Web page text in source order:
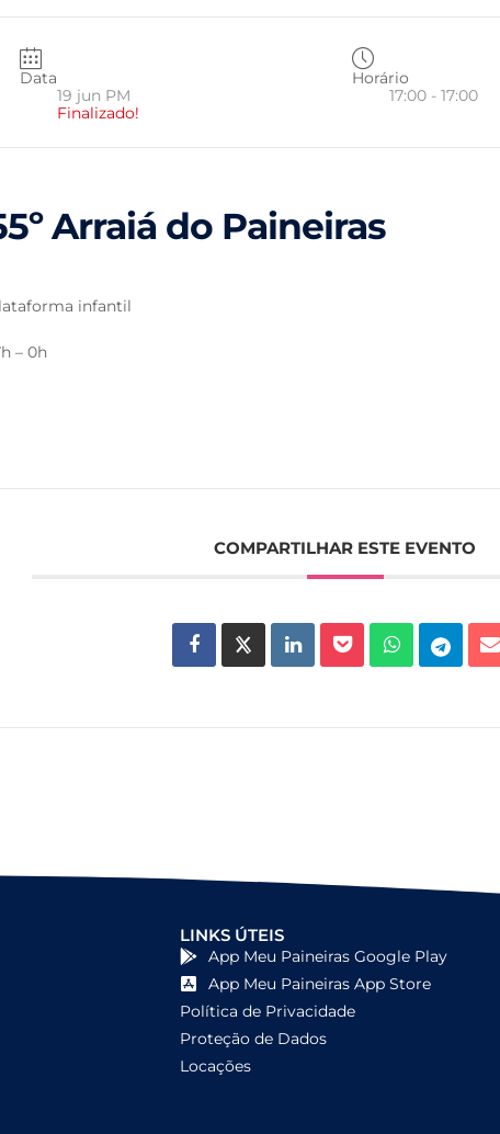
Data
19 jun PM
Finalizado!
Horário
17:00 - 17:00
Arraiá do Paineiras
infantil
– 0h
COMPARTILHAR ESTE EVENTO
LINKS ÚTEIS
App Meu Paineiras Google Play
App Meu Paineiras App Store
Política de Privacidade
Proteção de Dados
Locações